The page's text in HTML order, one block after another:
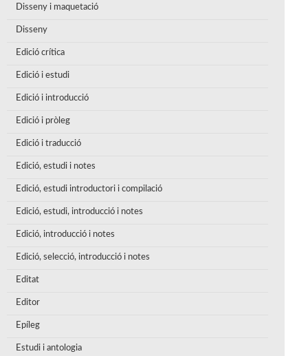
Disseny i maquetació
Disseny
Edició crítica
Edició i estudi
Edició i introducció
Edició i pròleg
Edició i traducció
Edició, estudi i notes
Edició, estudi introductori i compilació
Edició, estudi, introducció i notes
Edició, introducció i notes
Edició, selecció, introducció i notes
Editat
Editor
Epíleg
Estudi i antologia